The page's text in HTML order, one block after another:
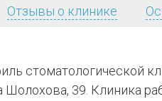
Отзывы о клинике
стоматологической
39. Клиника